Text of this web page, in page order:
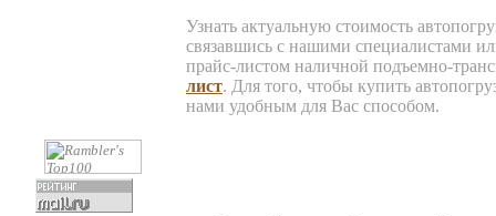
Узнать актуальную стоимость
связавшись с нашими специалистами
прайс-листом наличной подъемно-
лист. Для того, чтобы купить
нами удобным для Вас способом.